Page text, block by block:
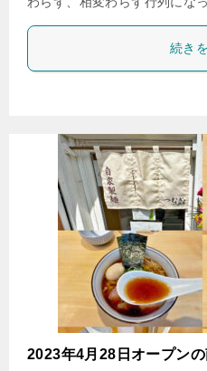
続き
2023年4月28日オープン